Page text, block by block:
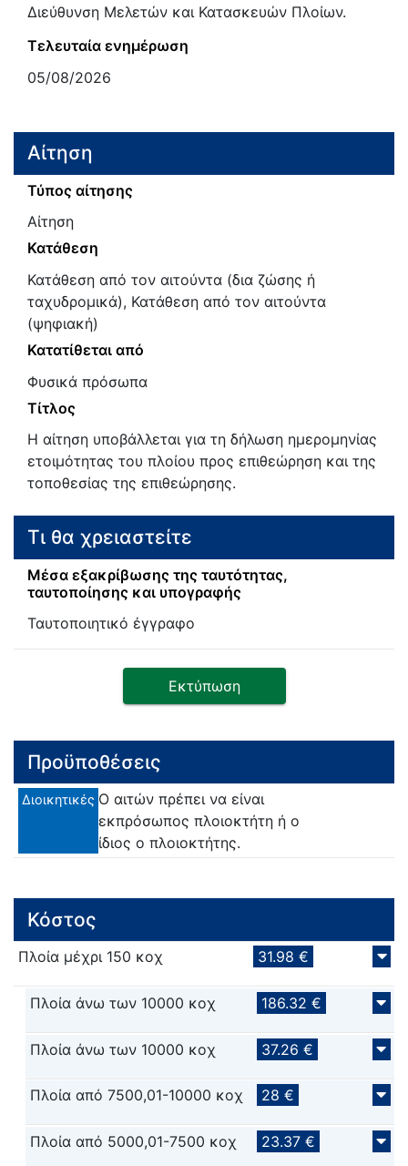
Διεύθυνση Μελετών και Κατασκευών Πλοίων.
Τελευταία ενημέρωση
05/08/2026
Αίτηση
Τύπος αίτησης
Αίτηση
Κατάθεση
Κατάθεση από τον αιτούντα (δια ζώσης ή
ταχυδρομικά), Κατάθεση από τον αιτούντα
(ψηφιακή)
Κατατίθεται από
Φυσικά πρόσωπα
Τίτλος
Η αίτηση υποβάλλεται για τη δήλωση ημερομηνίας
ετοιμότητας του πλοίου προς επιθεώρηση και της
τοποθεσίας της επιθεώρησης.
Τι θα χρειαστείτε
Μέσα εξακρίβωσης της ταυτότητας,
ταυτοποίησης και υπογραφής
Ταυτοποιητικό έγγραφο
Εκτύπωση
Προϋποθέσεις
Διοικητικές Ο αιτών πρέπει να είναι
εκπρόσωπος πλοιοκτήτη ή ο
ίδιος ο πλοιοκτήτης.
Κόστος
Πλοία μέχρι 150 κοχ 31.98 €
Πλοία άνω των 10000 κοχ 186.32 €
Πλοία άνω των 10000 κοχ 37.26 €
Πλοία από 7500,01-10000 κοχ 28 €
Πλοία από 5000,01-7500 κοχ 23.37 €